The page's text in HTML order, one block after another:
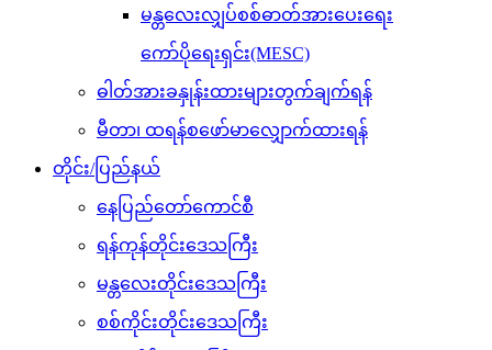
မန္တလေးလျှပ်စစ်ဓာတ်အားပေးရေး
ကော်ပိုရေးရှင်း(MESC)
ဓါတ်အားခနှုန်းထားများတွက်ချက်ရန်
မီတာ၊ ထရန်စဖော်မာလျှောက်ထားရန်
တိုင်း/ပြည်နယ်
နေပြည်တော်ကောင်စီ
ရန်ကုန်တိုင်းဒေသကြီး
မန္တလေးတိုင်းဒေသကြီး
စစ်ကိုင်းတိုင်းဒေသကြီး